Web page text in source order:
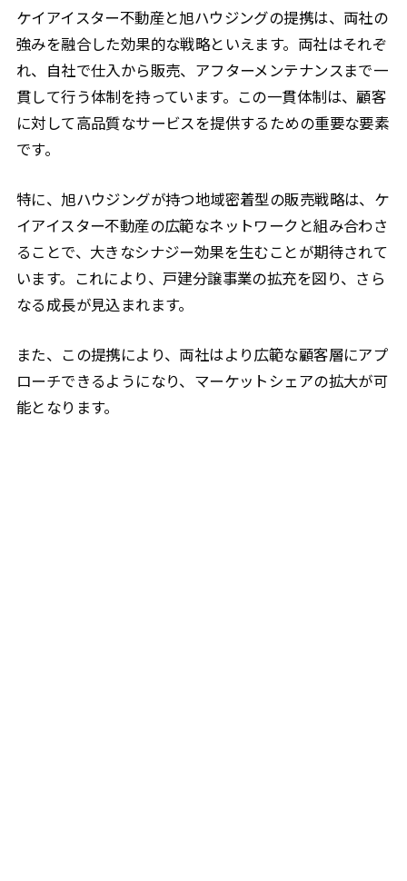
ケイアイスター不動産と旭ハウジングの提携は、両社の
強みを融合した効果的な戦略といえます。両社はそれぞ
れ、自社で仕入から販売、アフターメンテナンスまで一
貫して行う体制を持っています。この一貫体制は、顧客
に対して高品質なサービスを提供するための重要な要素
です。
特に、旭ハウジングが持つ地域密着型の販売戦略は、ケ
イアイスター不動産の広範なネットワークと組み合わさ
ることで、大きなシナジー効果を生むことが期待されて
います。これにより、戸建分譲事業の拡充を図り、さら
なる成長が見込まれます。
また、この提携により、両社はより広範な顧客層にアプ
ローチできるようになり、マーケットシェアの拡大が可
能となります。